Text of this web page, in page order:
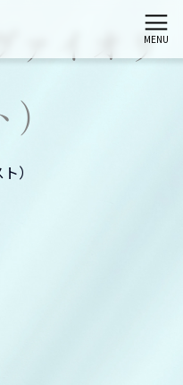
ました）
MENU
ァイオリ
）